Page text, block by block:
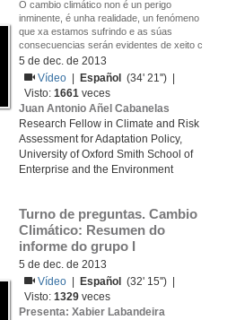
O cambio climático non é un perigo
inminente, é unha realidade, un fenómeno
que xa estamos sufrindo e as súas
consecuencias serán evidentes de xeito c
5 de dec. de 2013
Vídeo
Español
(34' 21'') |
Visto:1661 veces
Juan Antonio Añel Cabanelas
Research Fellow in Climate and Risk
Assessment for Adaptation Policy,
University of Oxford Smith School of
Enterprise and the Environment
Turno de preguntas. Cambio
Climático: Resumen do
informe do grupo I
5 de dec. de 2013
Vídeo
Español
(32' 15'') |
Visto:1329 veces
Presenta: Xabier Labandeira